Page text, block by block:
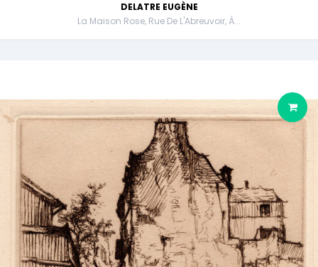
DELATRE EUGÈNE
La Maison Rose, Rue De L'Abreuvoir, À...